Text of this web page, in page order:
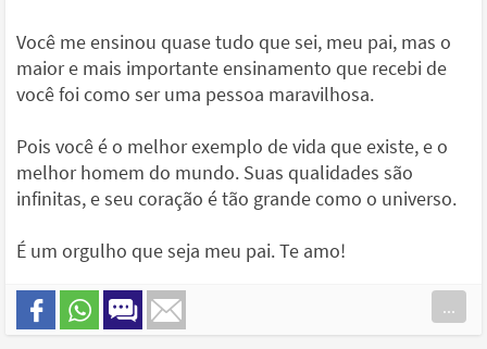
Você me ensinou quase tudo que sei, meu pai, mas o
maior e mais importante ensinamento que recebi de
você foi como ser uma pessoa maravilhosa.
Pois você é o melhor exemplo de vida que existe, e o
melhor homem do mundo. Suas qualidades são
infinitas, e seu coração é tão grande como o universo.
É um orgulho que seja meu pai. Te amo!
...